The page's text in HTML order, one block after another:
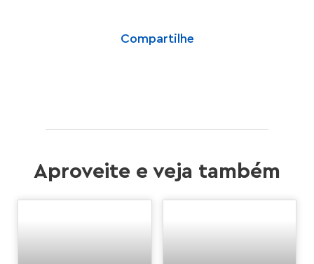
Compartilhe
Aproveite e veja também